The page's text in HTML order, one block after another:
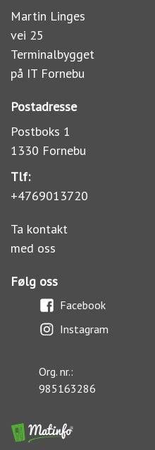
Martin Linges
vei 25
Terminalbygget
på IT Fornebu
Postadresse
Postboks 1
1330 Fornebu
Tlf:
+4769013720
Ta kontakt
med oss
Følg oss
Facebook
Instagram
Org. nr.:
985163286